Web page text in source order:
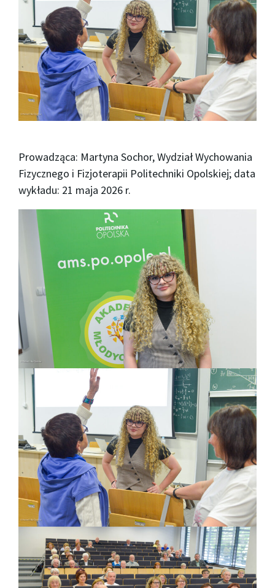
Prowadząca: Martyna Sochor, Wydział Wychowania
Fizycznego i Fizjoterapii Politechniki Opolskiej; data
wykładu: 21 maja 2026 r.